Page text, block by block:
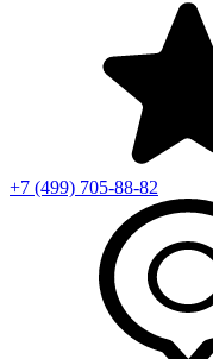
+7 (499) 705-88-82